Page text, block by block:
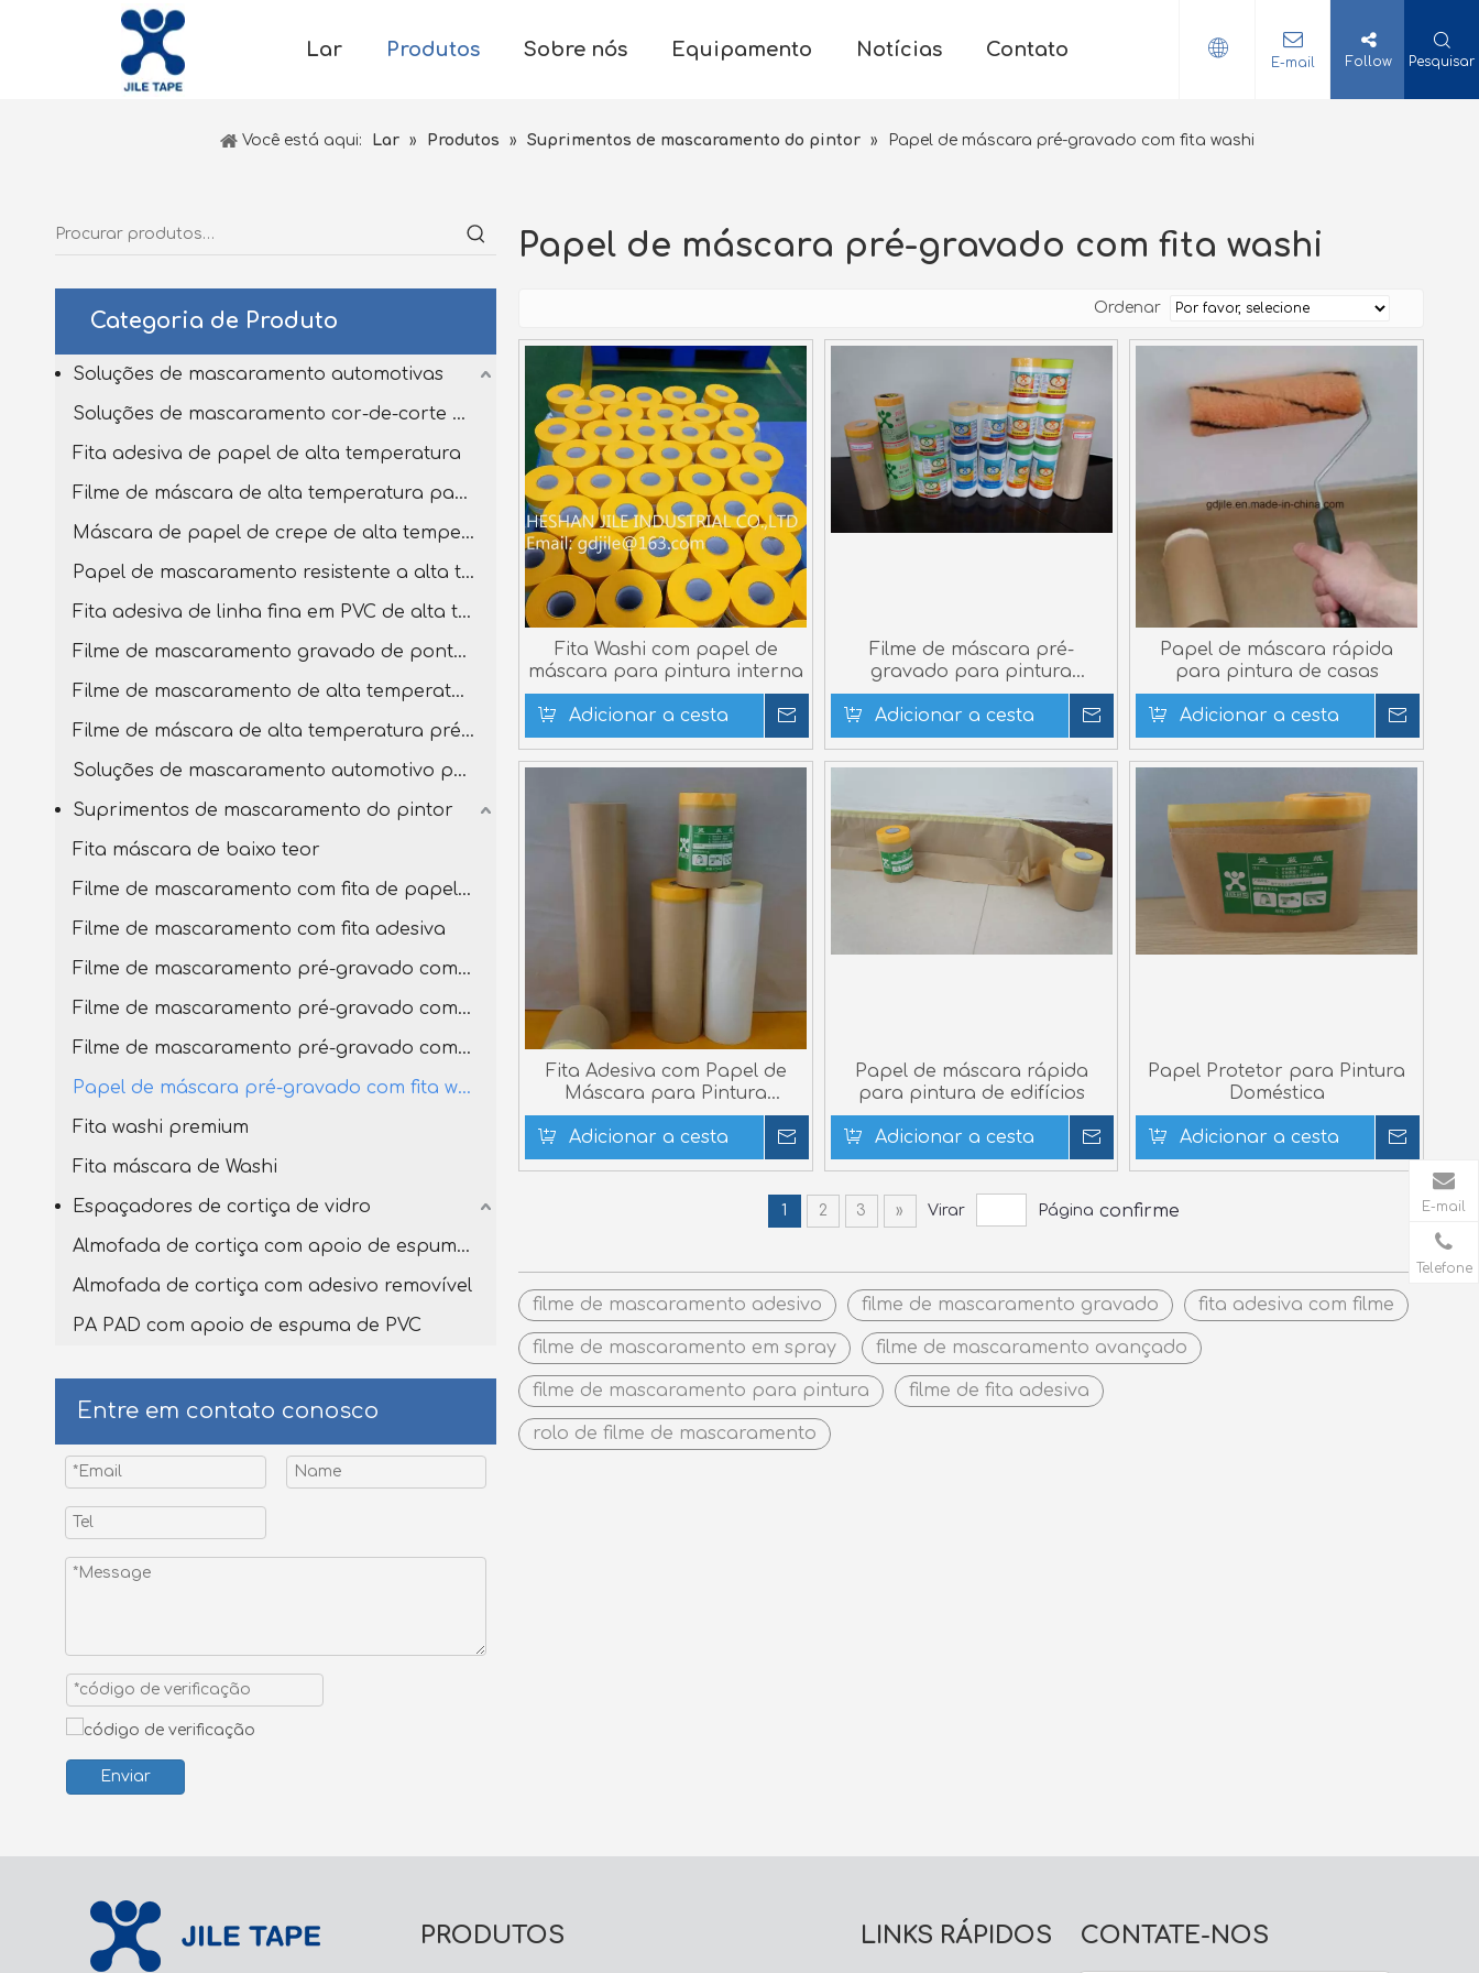
Lar Produtos Sobre nós Equipamento Notícias Contato
E-mail Follow Pesquisar
Você está aqui: Lar » Produtos » Suprimentos de mascaramento do pintor » Papel de máscara pré-gravado com fita washi
Categoria de Produto
Soluções de mascaramento automotivas
Soluções de mascaramento cor-de-corte personalizado
Fita adesiva de papel de alta temperatura
Filme de máscara de alta temperatura para pintura
Máscara de papel de crepe de alta temperatura pré-gravada
Papel de mascaramento resistente a alta temperatura
Fita adesiva de linha fina em PVC de alta temperatura
Filme de mascaramento gravado de ponta dupla
Filme de mascaramento de alta temperatura com fita de PVC
Filme de máscara de alta temperatura pré-gravada
Soluções de mascaramento automotivo para carroçaria
Suprimentos de mascaramento do pintor
Fita máscara de baixo teor
Filme de mascaramento com fita de papel crepe
Filme de mascaramento com fita adesiva
Filme de mascaramento pré-gravado com fita baixa
Filme de mascaramento pré-gravado com fita washi premium
Filme de mascaramento pré-gravado com fita washi
Papel de máscara pré-gravado com fita washi
Fita washi premium
Fita máscara de Washi
Espaçadores de cortiça de vidro
Almofada de cortiça com apoio de espuma de PVC
Almofada de cortiça com adesivo removível
PA PAD com apoio de espuma de PVC
Entre em contato conosco
Enviar
Papel de máscara pré-gravado com fita washi
Ordenar
Fita Washi com papel de
máscara para pintura interna
Adicionar a cesta Inquérito
Filme de máscara pré-
gravado para pintura
doméstica ou pintura
automática
Adicionar a cesta Inquérito
Papel de máscara rápida
para pintura de casas
Adicionar a cesta
Fita Adesiva com Papel de
Máscara para Pintura
Doméstica
Adicionar a cesta
Inquérito
Papel de máscara rápida
para pintura de edifícios
Adicionar a cesta Inquérito
Papel Protetor para Pintura
Doméstica
Adicionar a cesta
1 2 3 » Virar Página confirme
filme de mascaramento adesivo filme de mascaramento gravado fita adesiva com filme
filme de mascaramento em spray filme de mascaramento avançado
filme de mascaramento para pintura filme de fita adesiva
rolo de filme de mascaramento
E-mail
Telefone
PRODUTOS LINKS RÁPIDOS CONTATE-NOS